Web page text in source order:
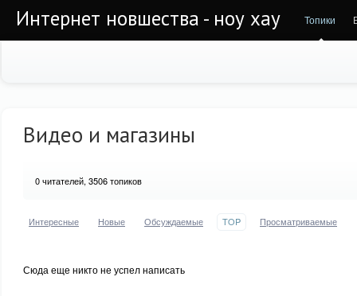
Интернет новшества - ноу хау Топики
Видео и магазины
0читателей, 3506 топиков
Интересные Новые Обсуждаемые TOP Просматриваемые
Сюда еще никто не успел написать